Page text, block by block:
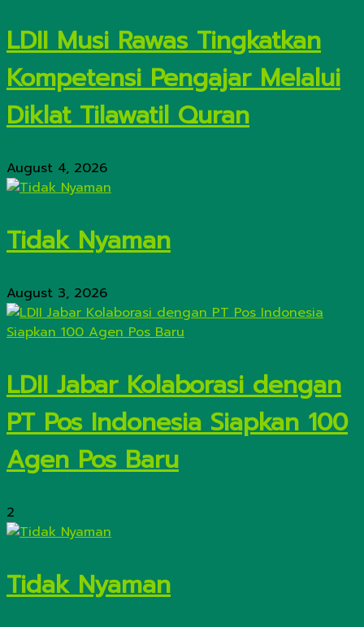
LDII Musi Rawas Tingkatkan
Kompetensi Pengajar Melalui
Diklat Tilawatil Quran
August 4, 2026
Tidak Nyaman
August 3, 2026
LDII Jabar Kolaborasi dengan
PT Pos Indonesia Siapkan 100
Agen Pos Baru
2
Tidak Nyaman